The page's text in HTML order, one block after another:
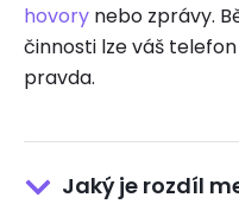
hovory nebo zprávy.
činnosti lze váš
pravda.
Jaký je rozdíl